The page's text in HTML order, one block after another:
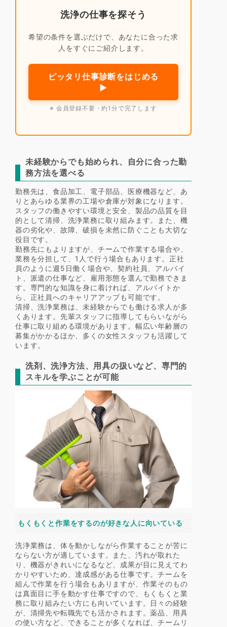
洗浄の仕事を探そう
希望の条件を選ぶだけで、あなたに合った求
人をすぐにご紹介します。
ピッタリ仕事診断をはじめる
▶
※ 会員登録不要・約1分で完了します
未経験からでも始められ、自分に合った勤
務方法を選べる
勤務先は、食品加工、電子部品、医療機器など、あ
りとあらゆる業界の工場や倉庫が対象になります。
スタッフの働きやすい環境と安全、製品の品質を目
的として清掃、洗浄業務に取り組みます。また、機
器の劣化や、故障、破損を未然に防ぐことも大切な
役目です。
勤務先にもよりますが、チームで作業する場合や、
業務を分担して、1人で行う場合もあります。正社
員のように週5日働く場合や、契約社員、アルバイ
ト、派遣の仕事など、雇用形態を選んで勤務できま
す。専門的な知識を身に着ければ、アルバイトか
ら、正社員へのキャリアアップも可能です。
清掃、洗浄業務は、未経験からでも働ける求人が多
くあります。先輩スタッフに指導してもらいながら
仕事に取り組める環境があります。幅広い年齢層の
募集がかかるほか、多くの女性スタッフも活躍して
います。
洗剤、洗浄方法、用具の扱いなど、専門的
スキルを学ぶことが可能
もくもくと作業をするのが好きな人に向いている
洗浄業務は、体を動かしながら作業することが苦に
ならない方が適しています。また、汚れが取れた
り、機器がきれいになるなど、成果が目に見えてわ
かりやすいため、達成感がある仕事です。チームを
組んで作業を行う場合もありますが、作業そのもの
は真面目に手を動かす仕事ですので、もくもくと業
務に取り組みたい方にも向いています。日々の経験
が、清掃先や転職先でも活かされます。薬品、用具
の使い方など、できることが多くなれば、チームリ